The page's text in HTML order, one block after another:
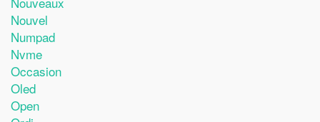
Nouvel
Numpad
Nvme
Occasion
Oled
Open